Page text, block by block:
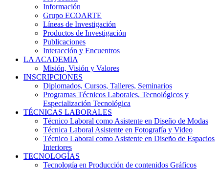
Información
Grupo ECOARTE
Líneas de Investigación
Productos de Investigación
Publicaciones
Interacción y Encuentros
LA ACADEMIA
Misión, Visión y Valores
INSCRIPCIONES
Diplomados, Cursos, Talleres, Seminarios
Programas Técnicos Laborales, Tecnológicos y
Especialización Tecnológica
TÉCNICAS LABORALES
Técnico Laboral como Asistente en Diseño de Modas
Técnica Laboral Asistente en Fotografía y Video
Técnico Laboral como Asistente en Diseño de Espacios
Interiores
TECNOLOGÍAS
Tecnología en Producción de contenidos Gráficos